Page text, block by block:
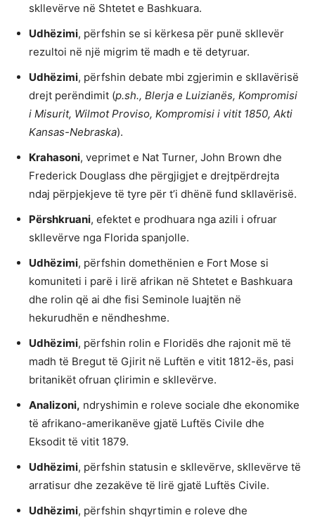
skllevërve në Shtetet e Bashkuara.
Udhëzimi, përfshin se si kërkesa për punë skllevër
rezultoi në një migrim të madh e të detyruar.
Udhëzimi, përfshin debate mbi zgjerimin e skllavërisë
drejt perëndimit (p.sh., Blerja e Luizianës, Kompromisi
i Misurit, Wilmot Proviso, Kompromisi i vitit 1850, Akti
Kansas-Nebraska).
Krahasoni, veprimet e Nat Turner, John Brown dhe
Frederick Douglass dhe përgjigjet e drejtpërdrejta
ndaj përpjekjeve të tyre për t’i dhënë fund skllavërisë.
Përshkruani, efektet e prodhuara nga azili i ofruar
skllevërve nga Florida spanjolle.
Udhëzimi, përfshin domethënien e Fort Mose si
komuniteti i parë i lirë afrikan në Shtetet e Bashkuara
dhe rolin që ai dhe fisi Seminole luajtën në
hekurudhën e nëndheshme.
Udhëzimi, përfshin rolin e Floridës dhe rajonit më të
madh të Bregut të Gjirit në Luftën e vitit 1812-ës, pasi
britanikët ofruan çlirimin e skllevërve.
Analizoni, ndryshimin e roleve sociale dhe ekonomike
të afrikano-amerikanëve gjatë Luftës Civile dhe
Eksodit të vitit 1879.
Udhëzimi, përfshin statusin e skllevërve, skllevërve të
arratisur dhe zezakëve të lirë gjatë Luftës Civile.
Udhëzimi, përfshin shqyrtimin e roleve dhe